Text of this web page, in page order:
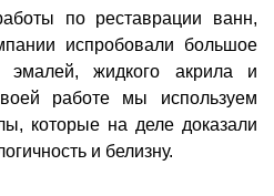
по реставрации ванн,
испробовали большое
эмалей, жидкого акрила и
работе мы используем
которые на деле доказали
и белизну.